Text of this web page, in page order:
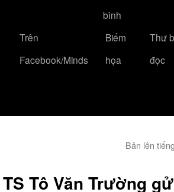
bình
Trên
Facebook/Minds
Biếm
họa
Thư
đọc
Bản lên
Tô Văn Trường